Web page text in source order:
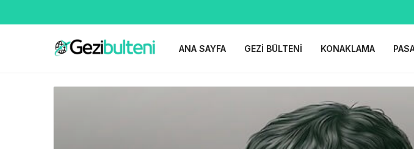
ANA SAYFA GEZI BÜLTENI KONAKLAMA